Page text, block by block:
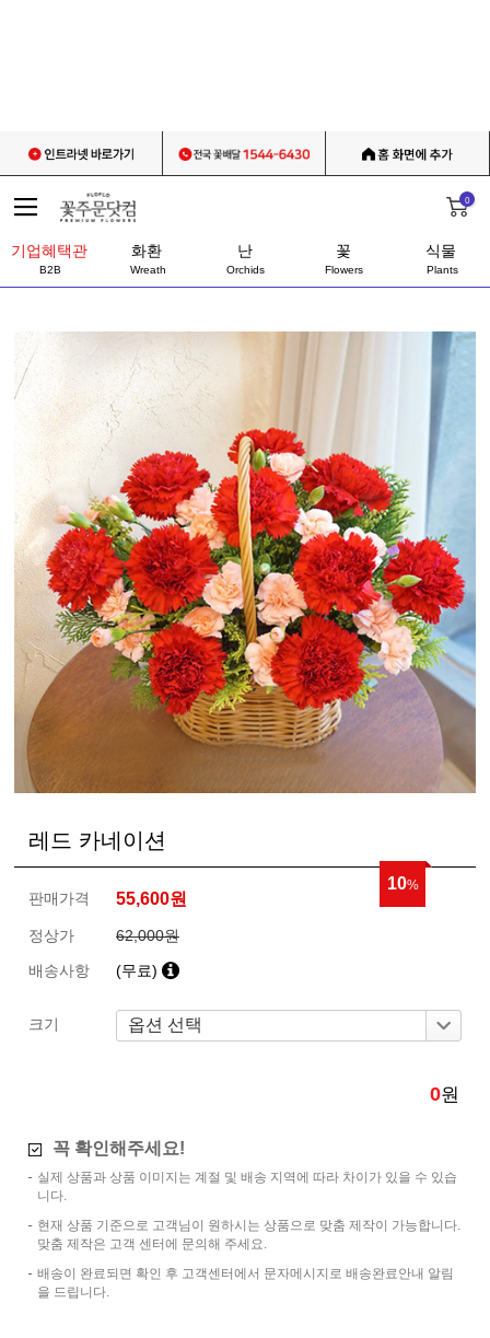
0
기업혜택관
B2B
화환
Wreath
난
Orchids
꽃
Flowers
식물
Plants
레드 카네이션
10%
판매가격 55,600원
정상가
62,000원
배송사항
(무료)
크기
0원
꼭 확인해주세요!
실제 상품과 상품 이미지는 계절 및 배송 지역에 따라 차이가 있을 수 있습
니다.
현재 상품 기준으로 고객님이 원하시는 상품으로 맞춤 제작이 가능합니다.
맞춤 제작은 고객 센터에 문의해 주세요.
배송이 완료되면 확인 후 고객센터에서 문자메시지로 배송완료안내 알림
을 드립니다.